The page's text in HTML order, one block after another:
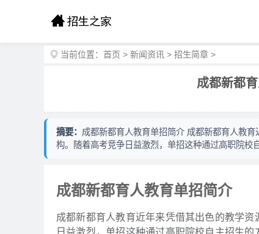
当前位置： 首页 > 新闻资讯 > 招生简章 >
成都新都
摘要： 成都新都育人教育单招简介 成都新都育人教
构。随着高考竞争日益激烈，单招这种通过高职院
成都新都育人教育单招简介
成都新都育人教育近年来凭借其出色的教学
日益激烈，单招这种通过高职院校自主招生